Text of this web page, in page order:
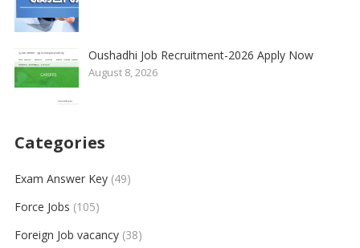
Oushadhi Job Recruitment-2026 Apply Now
August 8, 2026
Categories
Exam Answer Key(49)
Force Jobs (105)
Foreign Job vacancy(38)